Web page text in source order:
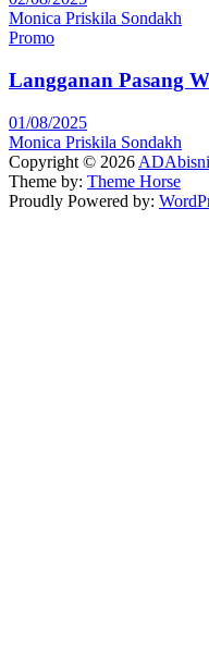
Monica Priskila Sondakh
Promo
Langganan Pasang
01/08/2025
Monica Priskila Sondakh
Copyright © 2026
Theme by: Theme Horse
Proudly Powered by: